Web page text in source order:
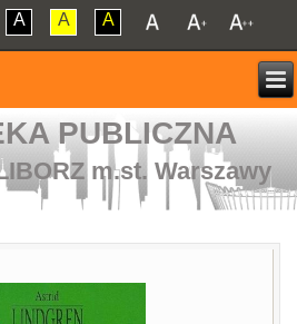
A A A
PUBLICZNA
m.st. Warszawy